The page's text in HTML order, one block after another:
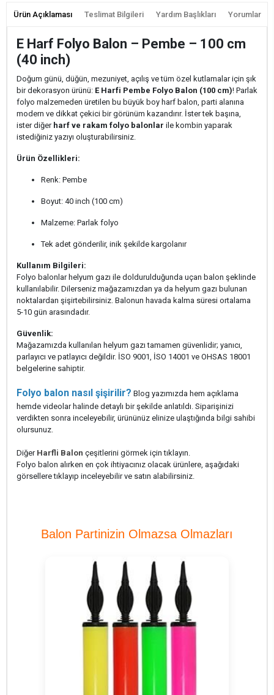
Ürün Açıklaması Teslimat Bilgileri Yardım Başlıkları Yorumlar
E Harf Folyo Balon – Pembe – 100 cm
(40 inch)
Doğum günü, düğün, mezuniyet, açılış ve tüm özel kutlamalar için şık
bir dekorasyon ürünü: E Harfi Pembe Folyo Balon (100 cm)! Parlak
folyo malzemeden üretilen bu büyük boy harf balon, parti alanına
modern ve dikkat çekici bir görünüm kazandırır. İster tek başına,
ister diğer harf ve rakam folyo balonlar ile kombin yaparak
istediğiniz yazıyı oluşturabilirsiniz.
Ürün Özellikleri:
Renk: Pembe
Boyut: 40 inch (100 cm)
Malzeme: Parlak folyo
Tek adet gönderilir, inik şekilde kargolanır
Kullanım Bilgileri:
Folyo balonlar helyum gazı ile doldurulduğunda uçan balon şeklinde
kullanılabilir. Dilerseniz mağazamızdan ya da helyum gazı bulunan
noktalardan şişirtebilirsiniz. Balonun havada kalma süresi ortalama
5-10 gün arasındadır.
Güvenlik:
Mağazamızda kullanılan helyum gazı tamamen güvenlidir; yanıcı,
parlayıcı ve patlayıcı değildir. İSO 9001, İSO 14001 ve OHSAS 18001
belgelerine sahiptir.
Folyo balon nasıl şişirilir? Blog yazımızda hem açıklama
hemde videolar halinde detaylı bir şekilde anlatıldı. Siparişinizi
verdikten sonra inceleyebilir, ürününüz elinize ulaştığında bilgi sahibi
olursunuz.
Diğer Harfli Balon çeşitlerini görmek için tıklayın.
Folyo balon alırken en çok ihtiyacınız olacak ürünlere, aşağıdaki
görsellere tıklayıp inceleyebilir ve satın alabilirsiniz.
Balon Partinizin Olmazsa Olmazları